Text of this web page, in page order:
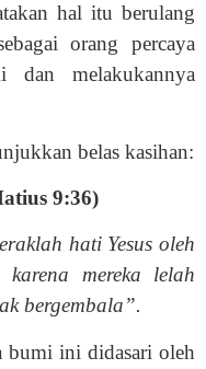
hal itu berulang
orang percaya
dan melakukannya
belas kasihan:
9:36)
hati Yesus oleh
karena mereka lelah
bergembala”.
bumi ini didasari oleh